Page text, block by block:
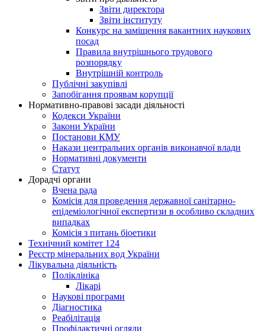
Звіти директора
Звіти інституту
Конкурс на заміщення вакантних наукових
посад
Правила внутрішнього трудового
розпорядку
Внутрішній контроль
Публічні закупівлі
Запобігання проявам корупції
Нормативно-правові засади діяльності
Кодекси України
Закони України
Постанови КМУ
Накази центральних органів виконавчої влади
Нормативні документи
Статут
Дорадчі органи
Вчена рада
Комісія для проведення державної санітарно-
епідеміологічної експертизи в особливо складних
випадках
Комісія з питань біоетики
Технічний комітет 124
Реєстр мінеральних вод України
Лікувальна діяльність
Поліклініка
Лікарі
Наукові програми
Діагностика
Реабілітація
Профілактичні огляди